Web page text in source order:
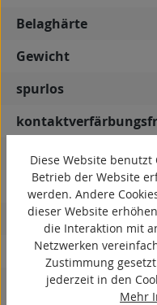
Belaghärte
Gewicht
spurlos
antistatisch
ESD
elektrisch leitfähig
korrosionsbeständig
hitzebeständig
Diese Website
Betrieb der Website
werden. Andere
dieser Website
die Interaktion mit
Netzwerken
Zustimmung
jederzeit in den
Mehr